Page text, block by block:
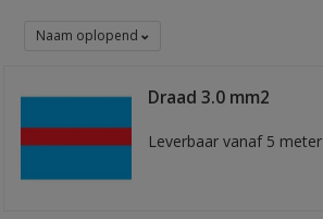
Naam oplopend
Draad 3.0 mm2
Leverbaar vanaf 5 meter